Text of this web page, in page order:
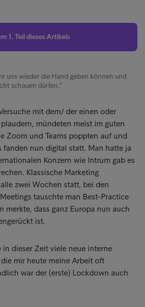
1. Teil dieses Artikels
uns wieder die Hand geben können und
schauen dürfen."
mit dem/ der einen oder
mündeten meist im guten
Zoom und Teams poppten auf und
fanden nun digital statt. Man hatte ja
Konzern wie Intrum gab es
Klassische Marketing
zwei Wochen statt, bei den
tauschte man Best-Practice
merkte, dass ganz Europa nun auch
ist.
dieser Zeit viele neue interne
mir heute meine Arbeit oft
war der (erste) Lockdown auch